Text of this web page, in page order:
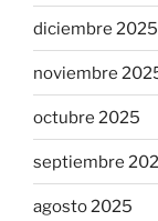
diciembre 2025
noviembre
octubre 2025
septiembre
agosto 2025